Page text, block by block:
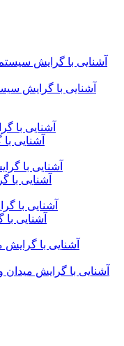
آشنایی با گرایش
آشنایی
آشنایی
آشنایی
آشنایی با گرایش